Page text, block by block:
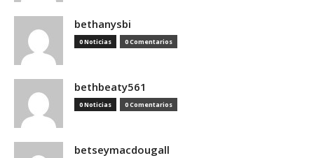
bethanysbi
0 Noticias 0 Comentarios
bethbeaty561
0 Noticias 0 Comentarios
betseymacdougall